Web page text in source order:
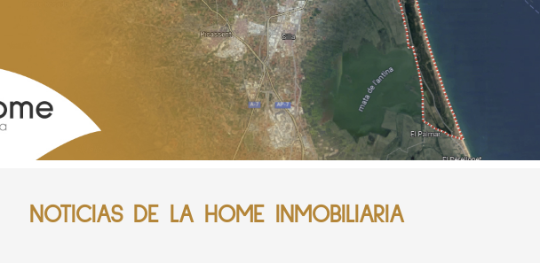
NOTICIAS DE LA HOME INMOBILIARIA